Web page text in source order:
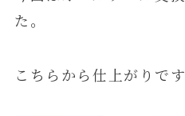
た。
こちらから仕上がりです